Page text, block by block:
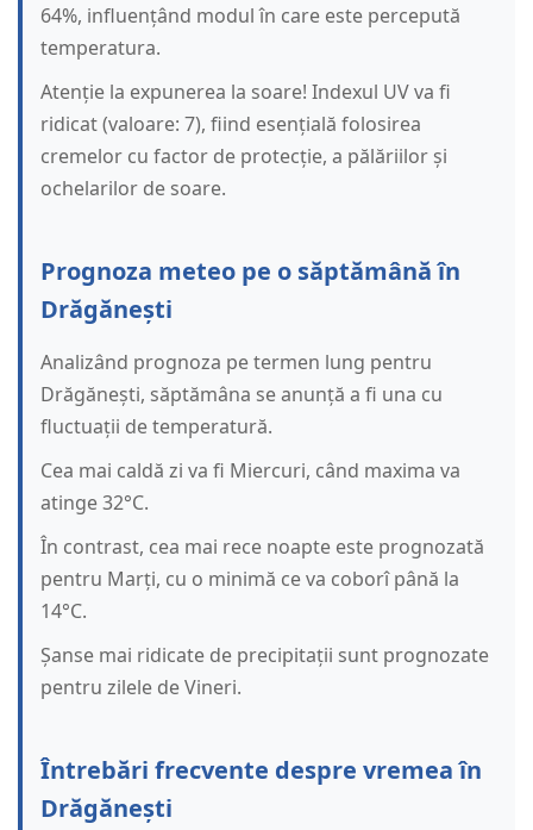
64%, influențând modul în care este percepută
temperatura.
Atenție la expunerea la soare! Indexul UV va fi
ridicat (valoare: 7), fiind esențială folosirea
cremelor cu factor de protecție, a pălăriilor și
ochelarilor de soare.
Prognoza meteo pe o săptămână în
Drăgănești
Analizând prognoza pe termen lung pentru
Drăgănești, săptămâna se anunță a fi una cu
fluctuații de temperatură.
Cea mai caldă zi va fi Miercuri, când maxima va
atinge 32°C.
În contrast, cea mai rece noapte este prognozată
pentru Marți, cu o minimă ce va coborî până la
14°C.
Șanse mai ridicate de precipitații sunt prognozate
pentru zilele de Vineri.
Întrebări frecvente despre vremea în
Drăgănești